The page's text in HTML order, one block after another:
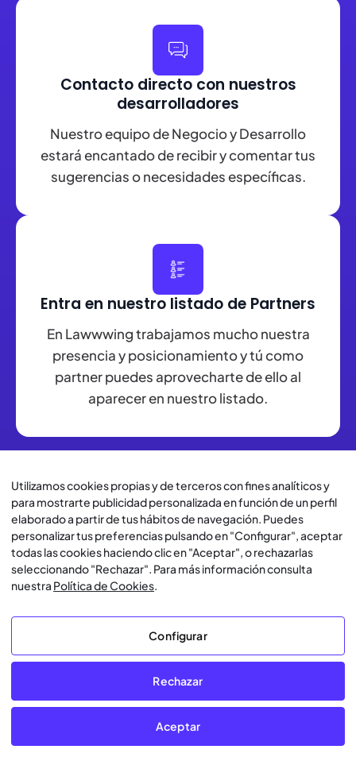
Contacto directo con nuestros
desarrolladores
Nuestro equipo de Negocio y Desarrollo
estará encantado de recibir y comentar tus
sugerencias o necesidades específicas.
Entra en nuestro listado de Partners
En Lawwwing trabajamos mucho nuestra
presencia y posicionamiento y tú como
partner puedes aprovecharte de ello al
aparecer en nuestro listado.
Compatible con cualquier CMS e
integración perfectacon tu web
Google Tag manager
tu web utilizando (GTM) y
Utilizamos cookies propias y de terceros con fines analíticos y
para mostrarte publicidad personalizada en función de un perfil
elaborado a partir de tus hábitos de navegación. Puedes
personalizar tus preferencias pulsando en "Configurar", aceptar
todas las cookies haciendo clic en "Aceptar", o rechazarlas
seleccionando "Rechazar". Para más información consulta
nuestra Política de Cookies.
Configurar
Rechazar
Aceptar